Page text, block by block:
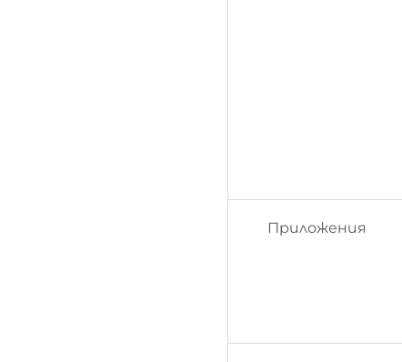
Приложения